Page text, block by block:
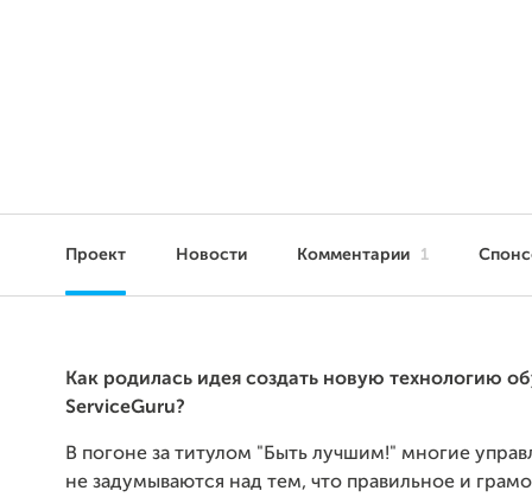
Проект Новости Комментарии 1
Как родилась идея создать новую технологию
ServiceGuru?
В погоне за титулом "Быть лучшим!" многие
не задумываются над тем, что правильное и